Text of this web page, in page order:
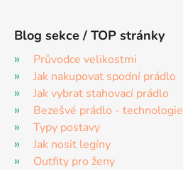
Blog sekce / TOP stránky
Průvodce velikostmi
Jak nakupovat spodní prádlo
Jak vybrat stahovací prádlo
Bezešvé prádlo - technologie
Typy postavy
Jak nosit legíny
Outfity pro ženy